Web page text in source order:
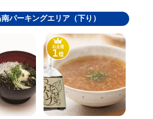
パーキングエリア（下り）